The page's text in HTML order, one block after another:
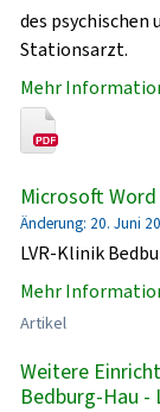
des psychischen
Stationsarzt.
Mehr
Microsoft
Änderung: 20. Juni
LVR-Klinik
Mehr
Artikel
Weitere
Bedburg-Hau -